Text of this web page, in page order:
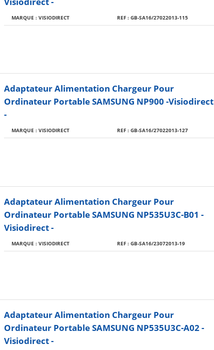
MARQUE : VISIODIRECT REF : GB-SA16/27022013-115
Adaptateur Alimentation Chargeur Pour
Ordinateur Portable SAMSUNG NP900 -Visiodirect
-
MARQUE : VISIODIRECT REF : GB-SA16/27022013-127
Adaptateur Alimentation Chargeur Pour
Ordinateur Portable SAMSUNG NP535U3C-B01 -
Visiodirect -
MARQUE : VISIODIRECT REF : GB-SA16/23072013-19
Adaptateur Alimentation Chargeur Pour
Ordinateur Portable SAMSUNG NP535U3C-A02 -
Visiodirect -